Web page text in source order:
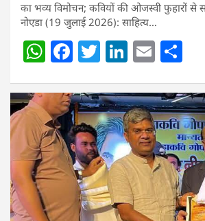
का भव्य विमोचन; कवियों की ओजस्वी फुहारों से
नोएडा (19 जुलाई 2026): साहित्य…
W
at
s
A
p
p
F
c
e
b
o
o
k
T
itt
er
Li
k
e
dI
n
E
ai
l
ar
e